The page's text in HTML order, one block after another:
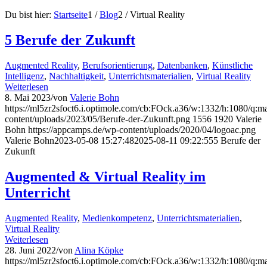
Du bist hier: Startseite1 / Blog2 / Virtual Reality
5 Berufe der Zukunft
Augmented Reality, Berufsorientierung, Datenbanken, Künstliche
Intelligenz, Nachhaltigkeit, Unterrichtsmaterialien, Virtual Reality
Weiterlesen
8. Mai 2023/von Valerie Bohn
https://ml5zr2sfoct6.i.optimole.com/cb:FOck.a36/w:1332/h:1080/
content/uploads/2023/05/Berufe-der-Zukunft.png 1556 1920 Valerie
Bohn https://appcamps.de/wp-content/uploads/2020/04/logoac.png
Valerie Bohn2023-05-08 15:27:482025-08-11 09:22:555 Berufe der
Zukunft
Augmented & Virtual Reality im
Unterricht
Augmented Reality, Medienkompetenz, Unterrichtsmaterialien,
Virtual Reality
Weiterlesen
28. Juni 2022/von Alina Köpke
https://ml5zr2sfoct6.i.optimole.com/cb:FOck.a36/w:1332/h:1080/